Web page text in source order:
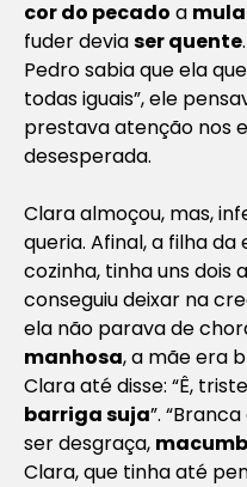
cor do pecado a
fuder deviaser quente
Pedro sabia que ela
todas iguais”, ele
prestava atenção nos
desesperada.
Clara almoçou, mas,
queria. Afinal, a filha
cozinha, tinha uns dois
conseguiu deixar na
ela não parava de
manhosa, a mãe era
Clara até disse: “Ê,
barriga suja”.
ser desgraça,
Clara, que tinha até